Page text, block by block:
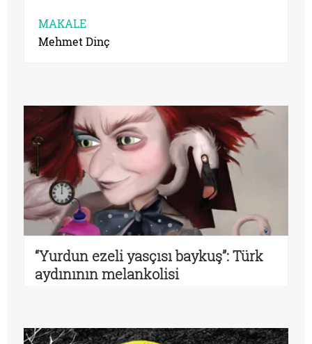
MAKALE
Mehmet Dinç
“Yurdun ezeli yasçısı baykuş”: Türk
aydınının melankolisi